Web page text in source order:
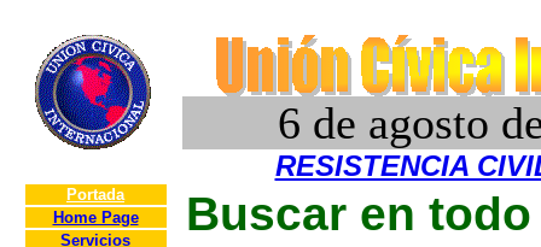
Portada
Home Page
Servicios
6 de agosto
RESISTENCIA
Buscar en